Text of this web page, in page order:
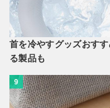
首を冷やすグッズおす
る製品も
9